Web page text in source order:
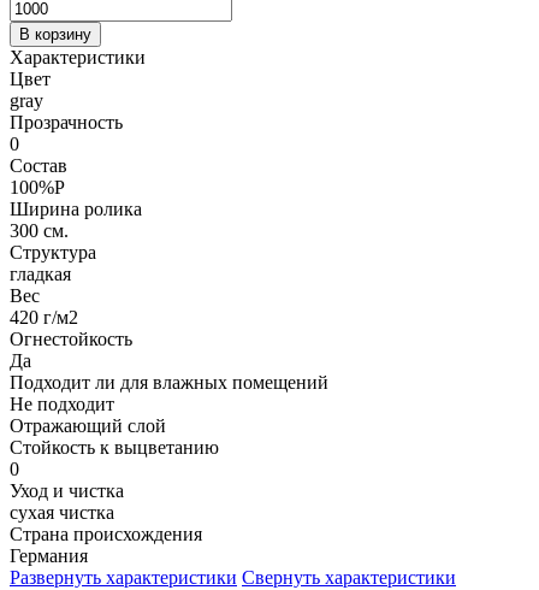
В корзину
Характеристики
Цвет
gray
Прозрачность
0
Состав
100%P
Ширина ролика
300 см.
Структура
гладкая
Вес
420 г/м2
Огнестойкость
Да
Подходит ли для влажных помещений
Не подходит
Отражающий слой
Стойкость к выцветанию
0
Уход и чистка
сухая чистка
Страна происхождения
Германия
Развернуть характеристики Свернуть характеристики